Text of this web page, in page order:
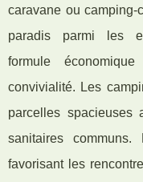
caravane ou camping-
paradis parmi les
formule
convivialité. Les
parcelles
sanitaires
favorisant les